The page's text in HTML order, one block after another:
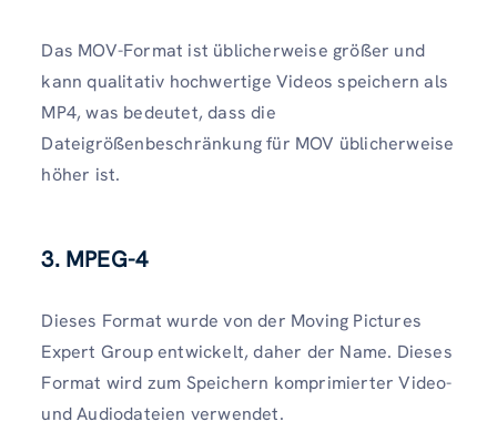
Das MOV-Format ist üblicherweise größer und
kann qualitativ hochwertige Videos speichern als
MP4, was bedeutet, dass die
Dateigrößenbeschränkung für MOV üblicherweise
höher ist.
3. MPEG-4
Dieses Format wurde von der Moving Pictures
Expert Group entwickelt, daher der Name. Dieses
Format wird zum Speichern komprimierter Video-
und Audiodateien verwendet.